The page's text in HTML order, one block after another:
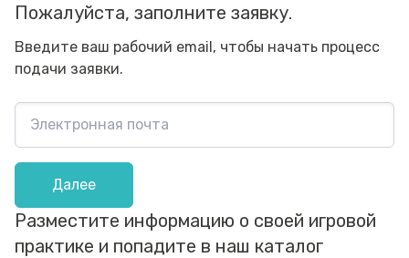
Разместите информацию о своей игровой
практике и попадите в наш каталог
Пожалуйста, заполните заявку.
Введите ваш рабочий email, чтобы начать процесс
подачи заявки.
Далее